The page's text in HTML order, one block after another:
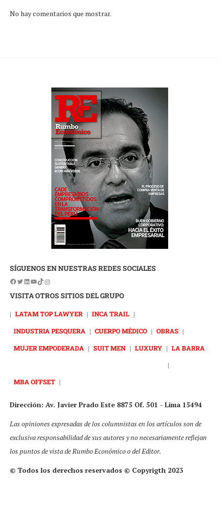
No hay comentarios que mostrar.
SÍGUENOS EN NUESTRAS REDES SOCIALES
VISITA OTROS SITIOS DEL GRUPO
| LATAM TOP LAWYER | INCA TRAIL |
INDUSTRIA PESQUERA | CUERPO MÉDICO | OBRAS |
MUJER EMPODERADA | SUIT MEN | LUXURY | LA BARRA
|
MBA OFFSET |
Dirección: Av. Javier Prado Este 8875 Of. 501 - Lima 15494
Las opiniones expresadas de los columnistas en los artículos son de
exclusiva responsabilidad de sus autores y no necesariamente reflejan
los puntos de vista de Rumbo Económico o del Editor.
© Todos los derechos reservados © Copyrigth 2023